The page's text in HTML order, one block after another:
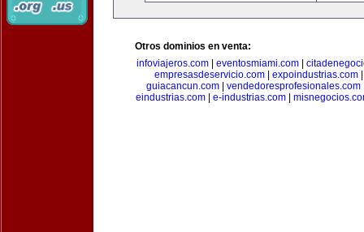
Otros dominios en venta:
infoviajeros.com
eventosmiami.com
empresasdeservicio.com
expoindustrias.com
guiacancun.com| vendedoresprofesionales.com
eindustrias.com
e-industrias.com